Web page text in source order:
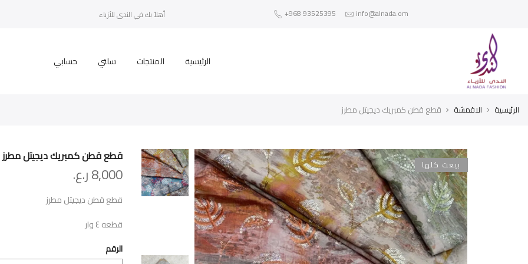
+968 93525395 info@alnada.om أهلاً بك في الندى للأزياء
الرئيسية المنتجات سلتي حسابي
الرئيسية الاقمشة قطع قطن كمبريك ديجيتل مطرز
بيعت كلها
قطع قطن كمبريك ديجيتل مطرز
8,000ر.ع.
قطع قطن ديجيتل مطرز
قطعه ٤ وار
الرقم